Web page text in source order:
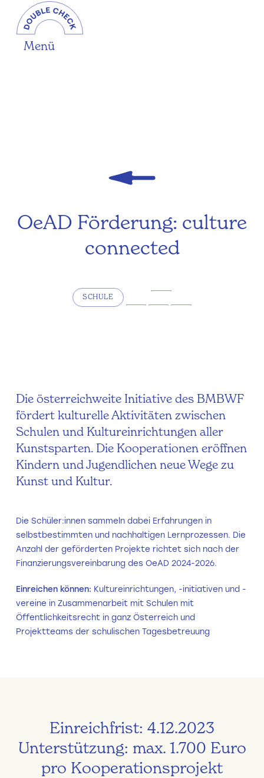
Menü
OeAD Förderung: culture
connected
SCHULE
Die österreichweite Initiative des BMBWF
fördert kulturelle Aktivitäten zwischen
Schulen und Kultureinrichtungen aller
Kunstsparten. Die Kooperationen eröffnen
Kindern und Jugendlichen neue Wege zu
Kunst und Kultur.
Die Schüler:innen sammeln dabei Erfahrungen in
selbstbestimmten und nachhaltigen Lernprozessen. Die
Anzahl der geförderten Projekte richtet sich nach der
Finanzierungsvereinbarung des OeAD 2024-2026.
Einreichen können: Kultureinrichtungen, -initiativen und -
vereine in Zusammenarbeit mit Schulen mit
Öffentlichkeitsrecht in ganz Österreich und
Projektteams der schulischen Tagesbetreuung
Einreichfrist: 4.12.2023
Unterstützung: max. 1.700 Euro
pro Kooperationsprojekt